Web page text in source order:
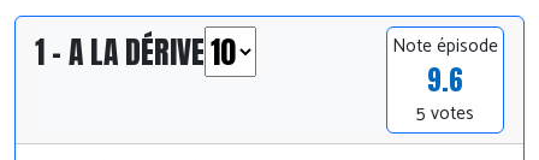
1 - A LA DÉRIVE Note épisode
9.6
5 votes